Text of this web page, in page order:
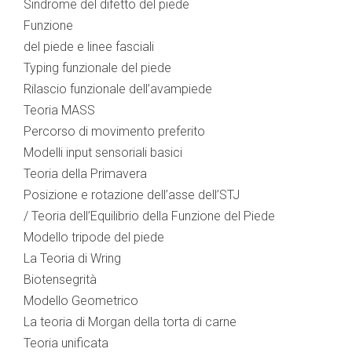
Sindrome del difetto del piede
Funzione
del piede e linee fasciali
Typing funzionale del piede
Rilascio funzionale dell’avampiede
Teoria MASS
Percorso di movimento preferito
Modelli input sensoriali basici
Teoria della Primavera
Posizione e rotazione dell’asse dell’STJ
/ Teoria dell’Equilibrio della Funzione del Piede
Modello tripode del piede
La Teoria di Wring
Biotensegrità
Modello Geometrico
La teoria di Morgan della torta di carne
Teoria unificata